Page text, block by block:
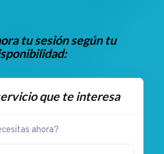
tu sesión según tu
que te interesa
ahora?